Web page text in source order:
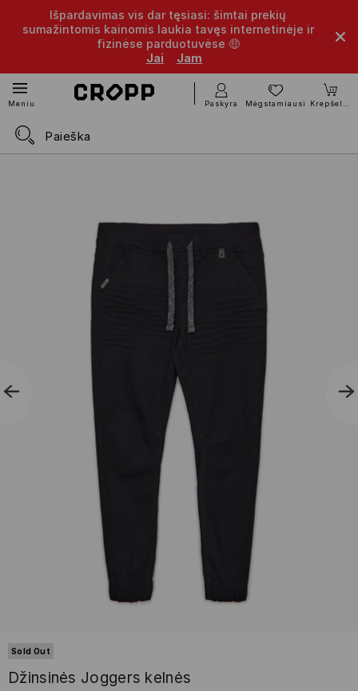
Išpardavimas vis dar tęsiasi: šimtai prekių
sumažintomis kainomis laukia tavęs internetinėje ir
fizinėse parduotuvėse 🤑
Jai
Jam
Meniu Paskyra Mėgstamiausi Krepšelis
Sold Out
Džinsinės Joggers kelnės